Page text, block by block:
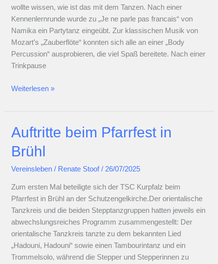
wollte wissen, wie ist das mit dem Tanzen. Nach einer
Kennenlernrunde wurde zu „Je ne parle pas francais“ von
Namika ein Partytanz eingeübt. Zur klassischen Musik von
Mozart’s „Zauberflöte“ konnten sich alle an einer „Body
Percussion“ ausprobieren, die viel Spaß bereitete. Nach einer
Trinkpause
Kinderferienprogramm
Kurpfalz
e.V.
war
dabei!
Weiterlesen »
Auftritte beim Pfarrfest in
Brühl
Vereinsleben / Renate Stoof/ 26/07/2025
Zum ersten Mal beteiligte sich der TSC Kurpfalz beim
Pfarrfest in Brühl an der Schutzengelkirche.Der orientalische
Tanzkreis und die beiden Stepptanzgruppen hatten jeweils ein
abwechslungsreiches Programm zusammengestellt: Der
orientalische Tanzkreis tanzte zu dem bekannten Lied
„Hadouni, Hadouni“ sowie einen Tambourintanz und ein
Trommelsolo, während die Stepper und Stepperinnen zu